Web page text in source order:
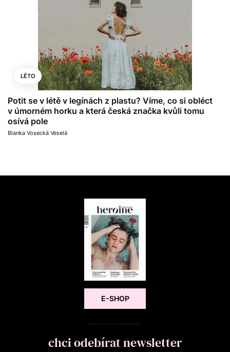
LÉTO
Potit se v létě v legínách z plastu? Víme, co si obléct
v úmorném horku a která česká značka kvůli tomu
osívá pole
Blanka Vosecká Veselá
E-SHOP
chci odebírat newsletter